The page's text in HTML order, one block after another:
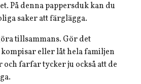
På denna pappersduk kan du
saker att färglägga.
tillsammans. Gör det
eller låt hela familjen
och farfar tycker ju också att de